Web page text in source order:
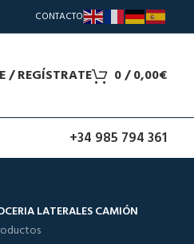
CONTACTO
/ REGÍSTRATE 0/0,00€
+34 985 794 361
LATERALES CAMIÓN